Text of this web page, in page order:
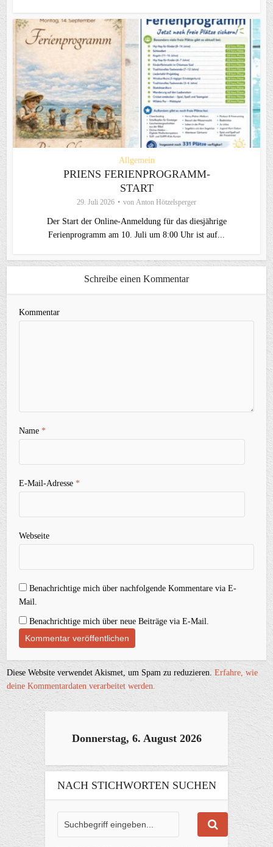
Allgemein
PRIENS FERIENPROGRAMM-
START
29. Juli 2026 von Anton Hötzelsperger
Der Start der Online-Anmeldung für das diesjährige
Ferienprogramm am 10. Juli um 8:00 Uhr ist auf...
Schreibe einen Kommentar
Kommentar
Name*
E-Mail-Adresse*
Webseite
Benachrichtige mich über nachfolgende Kommentare via E-
Mail.
Benachrichtige mich über neue Beiträge via E-Mail.
Diese Website verwendet Akismet, um Spam zu reduzieren.Erfahre, wie
deine Kommentardaten verarbeitet werden.
Donnerstag, 6. August 2026
NACH STICHWORTEN SUCHEN